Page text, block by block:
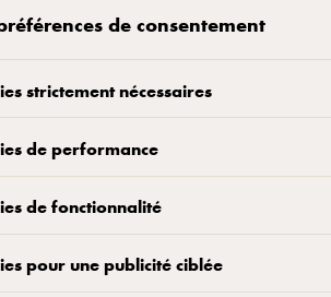
des
Yi-Hsi
de consentement
strictement nécessaires
de performance
de fonctionnalité
pour une publicité ciblée